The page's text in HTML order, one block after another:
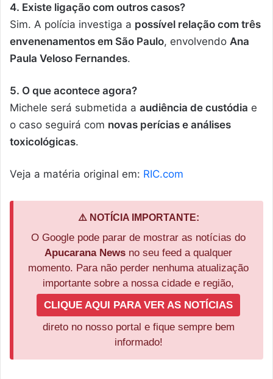
4. Existe ligação com outros casos?
Sim. A polícia investiga a possível relação com três
envenenamentos em São Paulo, envolvendo Ana
Paula Veloso Fernandes.
5. O que acontece agora?
Michele será submetida a audiência de custódia e
o caso seguirá com novas perícias e análises
toxicológicas.
Veja a matéria original em: RIC.com
⚠️ NOTÍCIA IMPORTANTE:
O Google pode parar de mostrar as notícias do
Apucarana News no seu feed a qualquer
momento. Para não perder nenhuma atualização
importante sobre a nossa cidade e região,
CLIQUE AQUI PARA VER AS NOTÍCIAS
direto no nosso portal e fique sempre bem
informado!